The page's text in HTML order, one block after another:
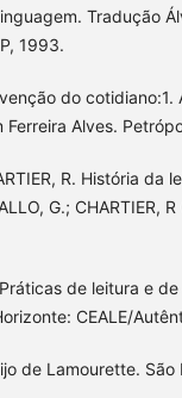
Tradução
1993.
do
Ferreira Alves.
R. História da
G.; CHARTIER,
de leitura e
CEALE/
de Lamourette. São